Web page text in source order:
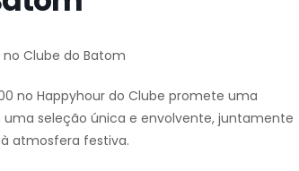
no Clube do Batom
no Happyhour do Clube promete uma
seleção única e envolvente, juntamente
atmosfera festiva.